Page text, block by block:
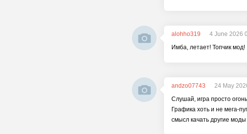
alohho319
4 June 2026
Имба, летает! Топчик мод!
andzo07743
24 May
Слушай, игра просто
Графика хоть и не мега-
смысл качать другие